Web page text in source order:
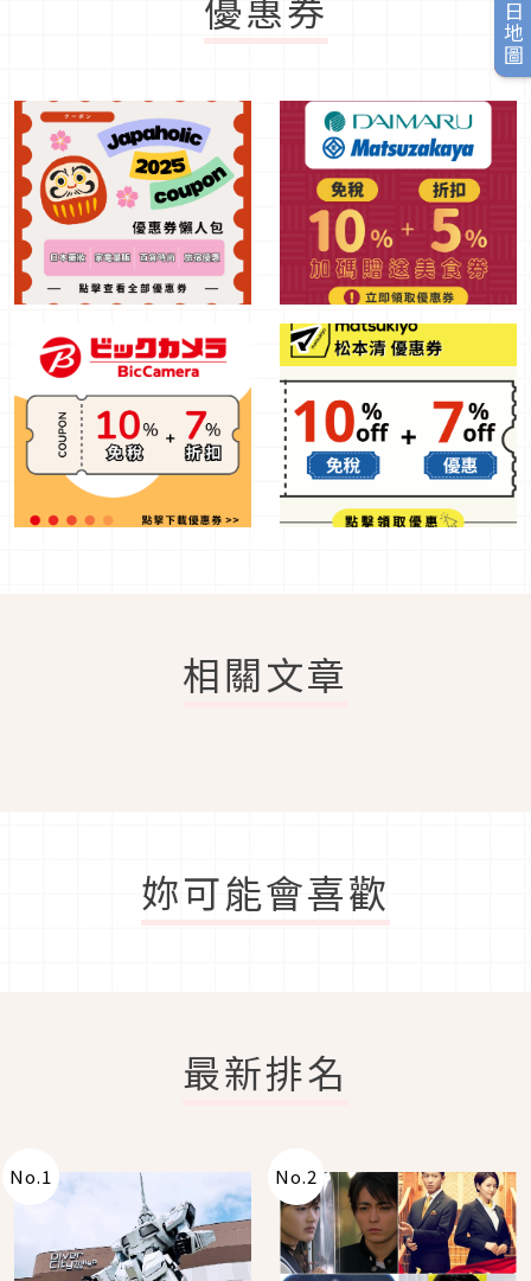
旅日地圖
相關文章
妳可能會喜歡
最新排名
No.1 No.2